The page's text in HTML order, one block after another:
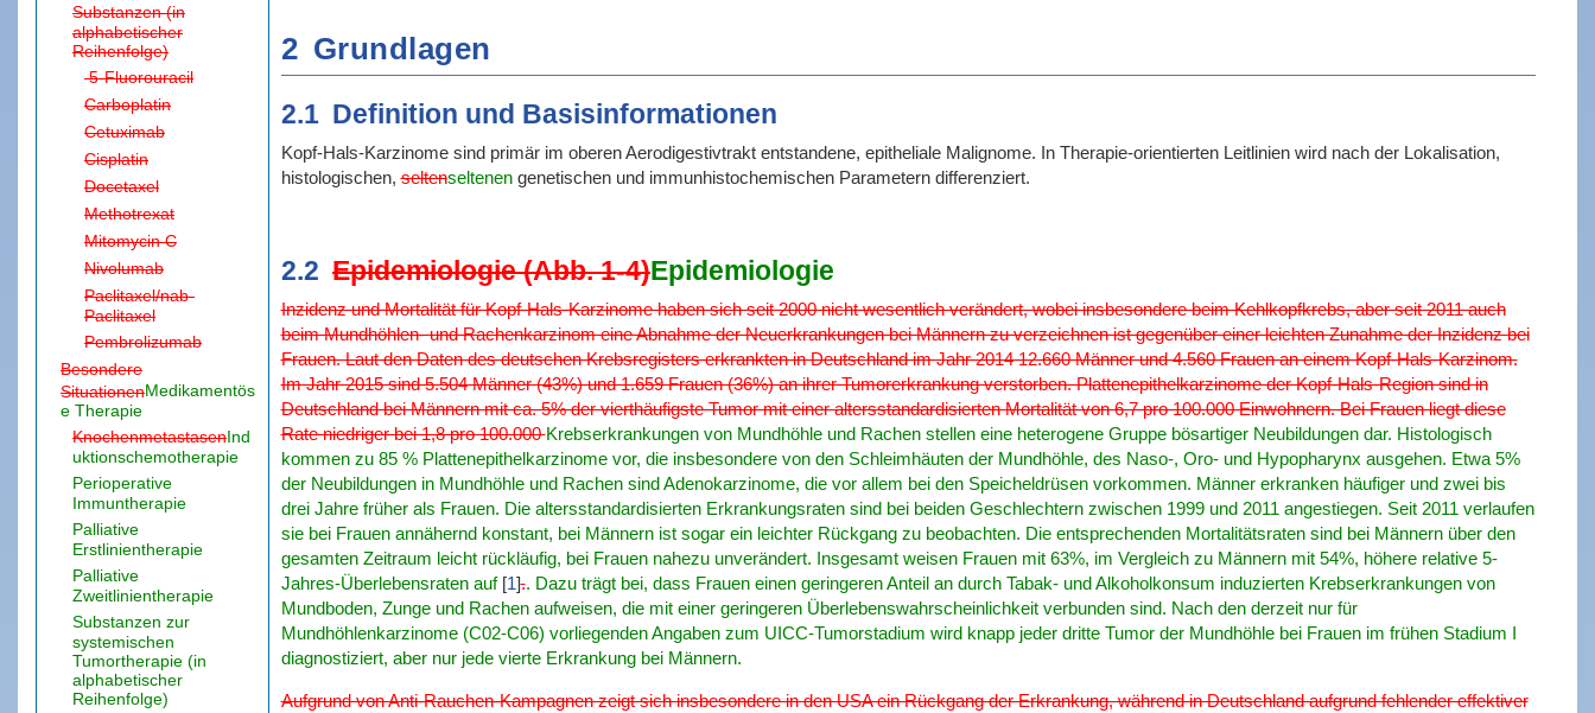
Substanzen (in
alphabetischer
Reihenfolge)
5-Fluorouracil
Carboplatin
Cetuximab
Cisplatin
Docetaxel
Methotrexat
Mitomycin C
Nivolumab
Paclitaxel/nab-
Paclitaxel
Pembrolizumab
Besondere
SituationenMedikamentös
e Therapie
KnochenmetastasenInd
uktionschemotherapie
Perioperative
Immuntherapie
Palliative
Erstlinientherapie
Palliative
Zweitlinientherapie
Substanzen zur
systemischen
Tumortherapie (in
alphabetischer
Reihenfolge)
2 Grundlagen
2.1 Definition und Basisinformationen
Kopf-Hals-Karzinome sind primär im oberen Aerodigestivtrakt entstandene, epitheliale Malignome. In Therapie-orientierten Leitlinien wird nach der Lokalisation,
histologischen,seltenseltenengenetischen und immunhistochemischen Parametern differenziert.
2.2 Epidemiologie (Abb. 1-4)Epidemiologie
Inzidenz und Mortalität für Kopf-Hals-Karzinome haben sich seit 2000 nicht wesentlich verändert, wobei insbesondere beim Kehlkopfkrebs, aber seit 2011 auch
beim Mundhöhlen- und Rachenkarzinom eine Abnahme der Neuerkrankungen bei Männern zu verzeichnen ist gegenüber einer leichten Zunahme der Inzidenz bei
Frauen. Laut den Daten des deutschen Krebsregisters erkrankten in Deutschland im Jahr 2014 12.660 Männer und 4.560 Frauen an einem Kopf-Hals-Karzinom.
Im Jahr 2015 sind 5.504 Männer (43%) und 1.659 Frauen (36%) an ihrer Tumorerkrankung verstorben. Plattenepithelkarzinome der Kopf-Hals-Region sind in
Deutschland bei Männern mit ca. 5% der vierthäufigste Tumor mit einer altersstandardisierten Mortalität von 6,7 pro 100.000 Einwohnern. Bei Frauen liegt diese
Rate niedriger bei 1,8 pro 100.000Krebserkrankungen von Mundhöhle und Rachen stellen eine heterogene Gruppe bösartiger Neubildungen dar. Histologisch
kommen zu 85 % Plattenepithelkarzinome vor, die insbesondere von den Schleimhäuten der Mundhöhle, des Naso-, Oro- und Hypopharynx ausgehen. Etwa 5%
der Neubildungen in Mundhöhle und Rachen sind Adenokarzinome, die vor allem bei den Speicheldrüsen vorkommen. Männer erkranken häufiger und zwei bis
drei Jahre früher als Frauen. Die altersstandardisierten Erkrankungsraten sind bei beiden Geschlechtern zwischen 1999 und 2011 angestiegen. Seit 2011 verlaufen
sie bei Frauen annähernd konstant, bei Männern ist sogar ein leichter Rückgang zu beobachten. Die entsprechenden Mortalitätsraten sind bei Männern über den
gesamten Zeitraum leicht rückläufig, bei Frauen nahezu unverändert. Insgesamt weisen Frauen mit 63%, im Vergleich zu Männern mit 54%, höhere relative 5-
Jahres-Überlebensraten auf [1].. Dazu trägt bei, dass Frauen einen geringeren Anteil an durch Tabak- und Alkoholkonsum induzierten Krebserkrankungen von
Mundboden, Zunge und Rachen aufweisen, die mit einer geringeren Überlebenswahrscheinlichkeit verbunden sind. Nach den derzeit nur für
Mundhöhlenkarzinome (C02-C06) vorliegenden Angaben zum UICC-Tumorstadium wird knapp jeder dritte Tumor der Mundhöhle bei Frauen im frühen Stadium I
diagnostiziert, aber nur jede vierte Erkrankung bei Männern.
Aufgrund von Anti-Rauchen-Kampagnen zeigt sich insbesondere in den USA ein Rückgang der Erkrankung, während in Deutschland aufgrund fehlender effektiver